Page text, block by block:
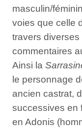
masculin/
voies que celle
travers diverses
commentaires
Ainsi la
le personnage
ancien castrat,
successives en
en Adonis